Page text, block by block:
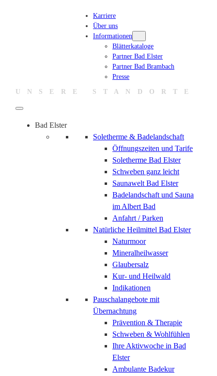
Karriere
Über uns
Informationen
Blätterkataloge
Partner Bad Elster
Partner Bad Brambach
Presse
UNSERE STANDORTE
Bad Elster
Soletherme & Badelandschaft
Öffnungszeiten und Tarife
Soletherme Bad Elster
Schweben ganz leicht
Saunawelt Bad Elster
Badelandschaft und Sauna
im Albert Bad
Anfahrt / Parken
Natürliche Heilmittel Bad Elster
Naturmoor
Mineralheilwasser
Glaubersalz
Kur- und Heilwald
Indikationen
Pauschalangebote mit
Übernachtung
Prävention & Therapie
Schweben & Wohlfühlen
Ihre Aktivwoche in Bad
Elster
Ambulante Badekur